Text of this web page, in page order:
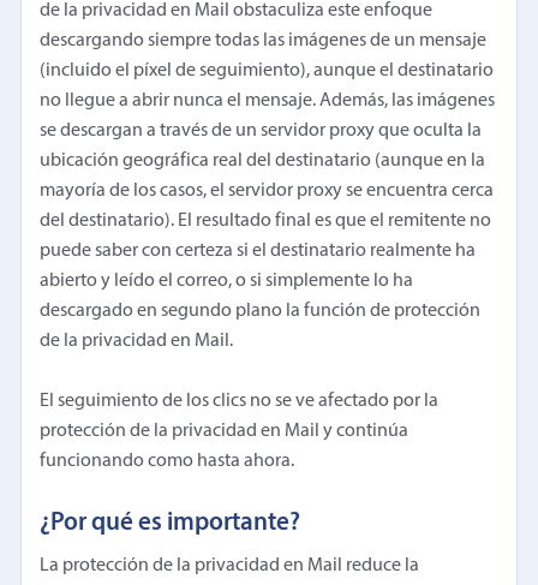
de la privacidad en Mail obstaculiza este enfoque
descargando siempre todas las imágenes de un mensaje
(incluido el píxel de seguimiento), aunque el destinatario
no llegue a abrir nunca el mensaje. Además, las imágenes
se descargan a través de un servidor proxy que oculta la
ubicación geográfica real del destinatario (aunque en la
mayoría de los casos, el servidor proxy se encuentra cerca
del destinatario). El resultado final es que el remitente no
puede saber con certeza si el destinatario realmente ha
abierto y leído el correo, o si simplemente lo ha
descargado en segundo plano la función de protección
de la privacidad en Mail.
El seguimiento de los clics no se ve afectado por la
protección de la privacidad en Mail y continúa
funcionando como hasta ahora.
¿Por qué es importante?
La protección de la privacidad en Mail reduce la